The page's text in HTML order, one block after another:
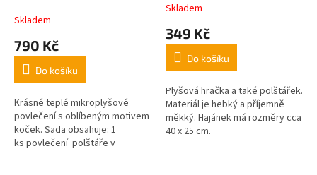
Skladem
790 Kč
Do košíku
Krásné teplé mikroplyšové
povlečení s oblíbeným motivem
koček. Sada obsahuje: 1
ks povlečení polštáře v
Průměrné
produktu
5,0
5
hvězdiček.
Skladem
349 Kč
Do košíku
Plyšová hračka a také polštářek.
Materiál je hebký a příjemně
měkký. Hajánek má rozměry cca
40 x 25 cm.